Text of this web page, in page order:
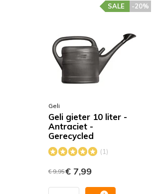
Geli
Geli gieter 10 liter -
Antraciet -
Gerecycled
-20%
SALE
(1)
€ 9,95€ 7,99